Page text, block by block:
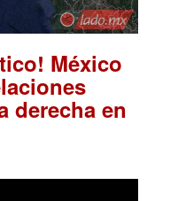
México
derecha en